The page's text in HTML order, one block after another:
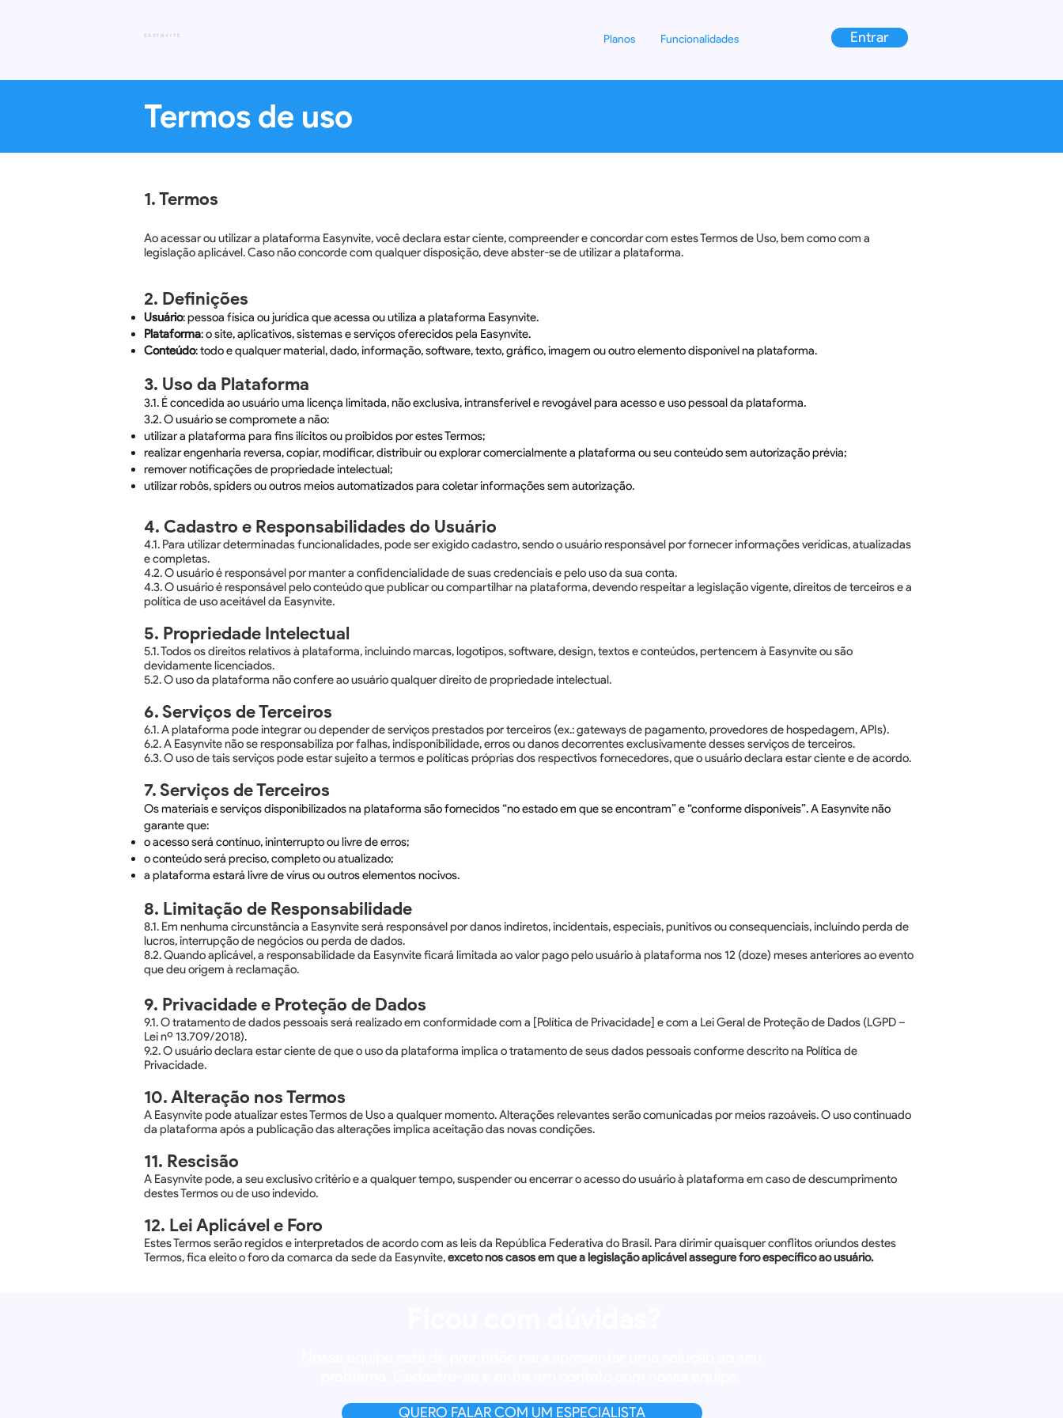
EASY NVITE Planos Funcionalidades Entrar
Termos de uso
1. Termos
Ao acessar ou utilizar a plataforma Easynvite, você declara estar ciente, compreender e concordar com estes Termos de Uso, bem como com a
legislação aplicável. Caso não concorde com qualquer disposição, deve abster-se de utilizar a plataforma.
2. Definições
Usuário: pessoa física ou jurídica que acessa ou utiliza a plataforma Easynvite.
Plataforma: o site, aplicativos, sistemas e serviços oferecidos pela Easynvite.
Conteúdo: todo e qualquer material, dado, informação, software, texto, gráfico, imagem ou outro elemento disponível na plataforma.
3. Uso da Plataforma
3.1. É concedida ao usuário uma licença limitada, não exclusiva, intransferível e revogável para acesso e uso pessoal da plataforma.
3.2. O usuário se compromete a não:
utilizar a plataforma para fins ilícitos ou proibidos por estes Termos;
realizar engenharia reversa, copiar, modificar, distribuir ou explorar comercialmente a plataforma ou seu conteúdo sem autorização prévia;
remover notificações de propriedade intelectual;
utilizar robôs, spiders ou outros meios automatizados para coletar informações sem autorização.
4. Cadastro e Responsabilidades do Usuário
4.1. Para utilizar determinadas funcionalidades, pode ser exigido cadastro, sendo o usuário responsável por fornecer informações verídicas, atualizadas
e completas.
4.2. O usuário é responsável por manter a confidencialidade de suas credenciais e pelo uso da sua conta.
4.3. O usuário é responsável pelo conteúdo que publicar ou compartilhar na plataforma, devendo respeitar a legislação vigente, direitos de terceiros e a
política de uso aceitável da Easynvite.
5. Propriedade Intelectual
5.1. Todos os direitos relativos à plataforma, incluindo marcas, logotipos, software, design, textos e conteúdos, pertencem à Easynvite ou são
devidamente licenciados.
5.2. O uso da plataforma não confere ao usuário qualquer direito de propriedade intelectual.
6. Serviços de Terceiros
6.1. A plataforma pode integrar ou depender de serviços prestados por terceiros (ex.: gateways de pagamento, provedores de hospedagem, APIs).
6.2. A Easynvite não se responsabiliza por falhas, indisponibilidade, erros ou danos decorrentes exclusivamente desses serviços de terceiros.
6.3. O uso de tais serviços pode estar sujeito a termos e políticas próprias dos respectivos fornecedores, que o usuário declara estar ciente e de acordo.
7. Serviços de Terceiros
Os materiais e serviços disponibilizados na plataforma são fornecidos “no estado em que se encontram” e “conforme disponíveis”. A Easynvite não
garante que:
o acesso será contínuo, ininterrupto ou livre de erros;
o conteúdo será preciso, completo ou atualizado;
a plataforma estará livre de vírus ou outros elementos nocivos.
8. Limitação de Responsabilidade
8.1. Em nenhuma circunstância a Easynvite será responsável por danos indiretos, incidentais, especiais, punitivos ou consequenciais, incluindo perda de
lucros, interrupção de negócios ou perda de dados.
8.2. Quando aplicável, a responsabilidade da Easynvite ficará limitada ao valor pago pelo usuário à plataforma nos 12 (doze) meses anteriores ao evento
que deu origem à reclamação.
9. Privacidade e Proteção de Dados
9.1. O tratamento de dados pessoais será realizado em conformidade com a [Política de Privacidade] e com a Lei Geral de Proteção de Dados (LGPD –
Lei nº 13.709/2018).
9.2. O usuário declara estar ciente de que o uso da plataforma implica o tratamento de seus dados pessoais conforme descrito na Política de
Privacidade.
10. Alteração nos Termos
A Easynvite pode atualizar estes Termos de Uso a qualquer momento. Alterações relevantes serão comunicadas por meios razoáveis. O uso continuado
da plataforma após a publicação das alterações implica aceitação das novas condições.
11. Rescisão
A Easynvite pode, a seu exclusivo critério e a qualquer tempo, suspender ou encerrar o acesso do usuário à plataforma em caso de descumprimento
destes Termos ou de uso indevido.
12. Lei Aplicável e Foro
Estes Termos serão regidos e interpretados de acordo com as leis da República Federativa do Brasil. Para dirimir quaisquer conflitos oriundos destes
Termos, fica eleito o foro da comarca da sede da Easynvite,exceto nos casos em que a legislação aplicável assegure foro específico ao usuário.
QUERO FALAR COM UM ESPECIALISTA